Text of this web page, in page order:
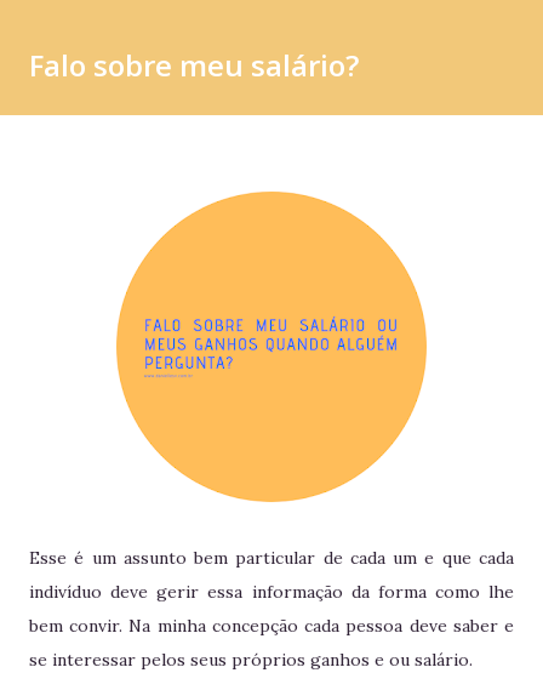
Falo sobre meu salário?
Esse é um assunto bem particular de cada um e que cada
indivíduo deve gerir essa informação da forma como lhe
bem convir. Na minha concepção cada pessoa deve saber e
se interessar pelos seus próprios ganhos e ou salário.